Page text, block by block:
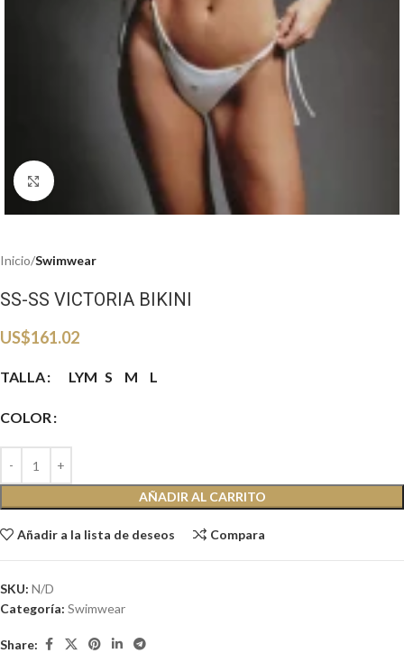
Haga clic para ampliar
Inicio Swimwear
SS-SS VICTORIA BIKINI
US$161.02
TALLA LYM S M L
COLOR
AÑADIR AL CARRITO
Añadir a la lista de deseos Compara
SKU: N/D
Categoría: Swimwear
Share: